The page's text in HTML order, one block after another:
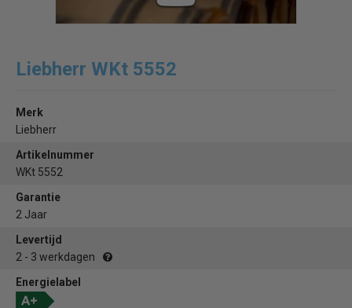
Liebherr WKt 5552
Merk
Liebherr
Artikelnummer
WKt 5552
Garantie
2 Jaar
Levertijd
2 - 3 werkdagen
Energielabel